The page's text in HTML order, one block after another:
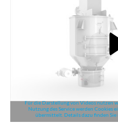
Für die Darstellung von Videos nutzen
Nutzung des Service werden Cookies
übermittelt. Details dazu finden